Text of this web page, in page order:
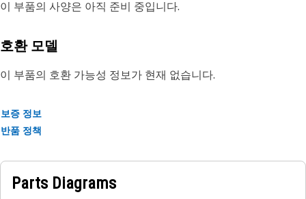
이 부품의 사양은 아직 준비 중입니다.
호환 모델
이 부품의 호환 가능성 정보가 현재 없습니다.
보증 정보
반품 정책
Parts Diagrams